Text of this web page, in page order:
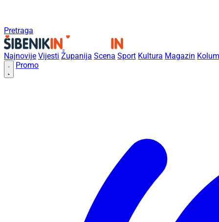
Pretraga
Najnovije Vijesti Županija Scena Sport Kultura Magazin
Promo